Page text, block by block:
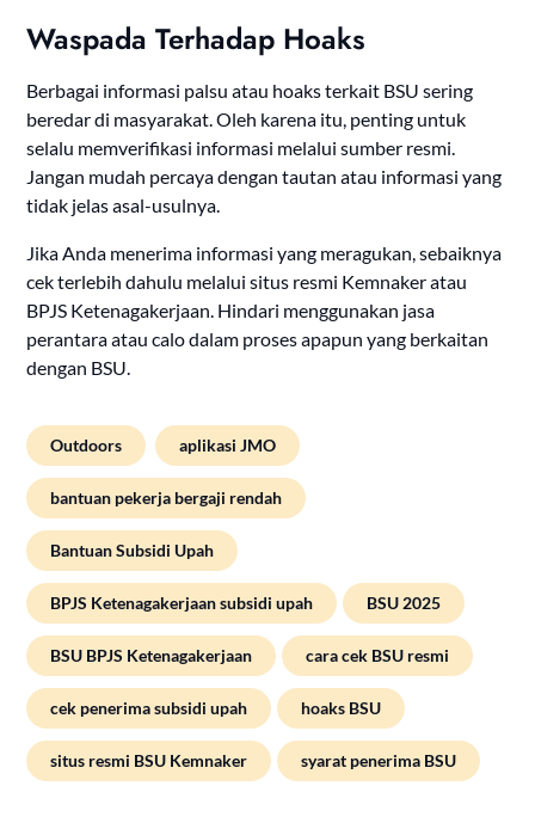
Waspada Terhadap Hoaks
Berbagai informasi palsu atau hoaks terkait BSU sering
beredar di masyarakat. Oleh karena itu, penting untuk
selalu memverifikasi informasi melalui sumber resmi.
Jangan mudah percaya dengan tautan atau informasi yang
tidak jelas asal-usulnya.
Jika Anda menerima informasi yang meragukan, sebaiknya
cek terlebih dahulu melalui situs resmi Kemnaker atau
BPJS Ketenagakerjaan. Hindari menggunakan jasa
perantara atau calo dalam proses apapun yang berkaitan
dengan BSU.
Outdoors aplikasi JMO
bantuan pekerja bergaji rendah
Bantuan Subsidi Upah
BPJS Ketenagakerjaan subsidi upah BSU 2025
BSU BPJS Ketenagakerjaan cara cek BSU resmi
cek penerima subsidi upah hoaks BSU
situs resmi BSU Kemnaker syarat penerima BSU